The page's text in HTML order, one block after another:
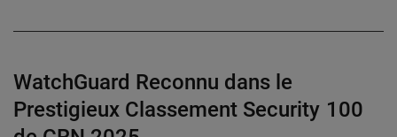
WatchGuard Reconnu dans le
Prestigieux Classement Security 100